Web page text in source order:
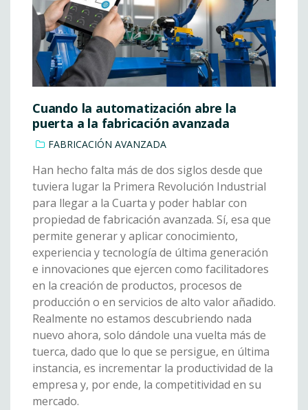
Cuando la automatización abre la
puerta a la fabricación avanzada
FABRICACIÓN AVANZADA
Han hecho falta más de dos siglos desde que
tuviera lugar la Primera Revolución Industrial
para llegar a la Cuarta y poder hablar con
propiedad de fabricación avanzada. Sí, esa que
permite generar y aplicar conocimiento,
experiencia y tecnología de última generación
e innovaciones que ejercen como facilitadores
en la creación de productos, procesos de
producción o en servicios de alto valor añadido.
Realmente no estamos descubriendo nada
nuevo ahora, solo dándole una vuelta más de
tuerca, dado que lo que se persigue, en última
instancia, es incrementar la productividad de la
empresa y, por ende, la competitividad en su
mercado.